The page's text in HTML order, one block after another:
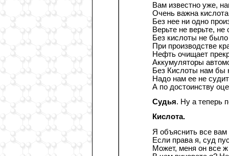
Вам известно уже,
Очень важна
Без нее ни одно
Верьте не верьте, не
Без кислоты не было
При производстве
Нефть очищает
Аккумуляторы
Без Кислоты нам бы
Надо нам ее не
А по достоинству
Судья. Ну а теперь
Кислота.
Я объяснить все вам
Если права я, суд
Может, меня он все ж